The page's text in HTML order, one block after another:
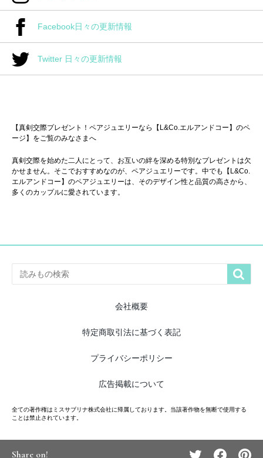
Facebook日々の更新情報
Twitter 日々の更新情報
【真剣交際プレゼント！ペアジュエリーなら【L&Co.エルアンドコー】のペ
ージ】をご覧のみなさまへ
真剣交際を始めた二人にとって、お互いの絆を深める特別なプレゼントは欠
かせません。そこでおすすめなのが、ペアジュエリーです。中でも【L&Co.
エルアンドコー】のペアジュエリーは、そのデザイン性と品質の高さから、
多くのカップルに愛されています。

会社概要
特定商取引法に基づく表記
プライバシーポリシー
広告掲載について
全ての著作権はミスサブリナ株式会社に帰属しております。当該著作物を無断で使用する
ことは禁止されています。
Share on!